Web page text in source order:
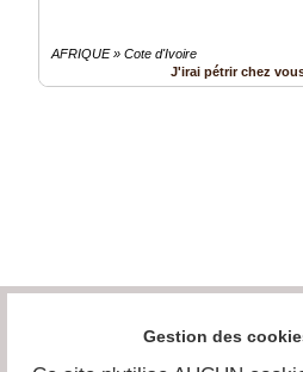
AFRIQUE » Cote d'Ivoire
J'irai pétrir chez
Gestion des